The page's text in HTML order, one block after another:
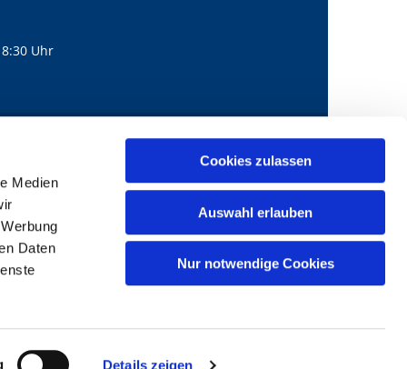
Medien
Daten
Details zeigen
Cookies zulassen
Auswahl erlauben
Nur notwendige Cookies
Uhr
mail@bernhard-lichtenberg.berlin